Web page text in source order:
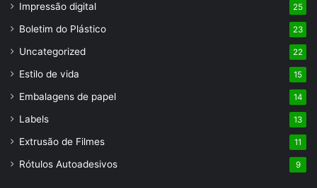
Impressão digital 25
Boletim do Plástico 23
Uncategorized 22
Estilo de vida 15
Embalagens de papel 14
Labels 13
Extrusão de Filmes 11
Rótulos Autoadesivos 9